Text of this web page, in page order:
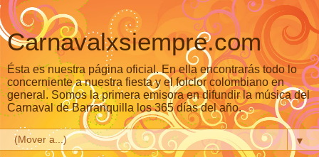
Carnavalxsiempre.com
Ésta es nuestra página oficial. En ella encontrarás todo lo
concerniente a nuestra fiesta y el folclor colombiano en
general. Somos la primera emisora en difundir la música del
Carnaval de Barranquilla los 365 días del año.
▼